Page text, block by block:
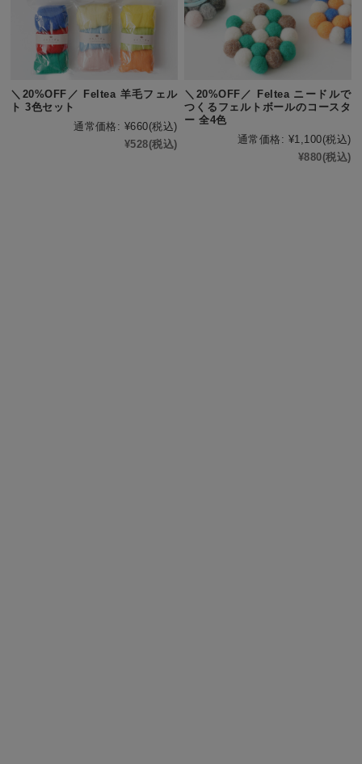
＼20%OFF／ Feltea 羊毛フェル
ト 3色セット
通常価格: ¥660(税込)
¥528(税込)
＼20%OFF／ Feltea ニードルで
つくるフェルトボールのコースタ
ー 全4色
通常価格: ¥1,100(税込)
¥880(税込)